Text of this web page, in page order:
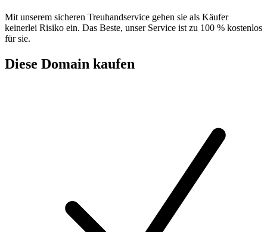
Mit unserem sicheren Treuhandservice gehen sie als Käufer
keinerlei Risiko ein. Das Beste, unser Service ist zu 100 % kostenlos
für sie.
Diese Domain kaufen